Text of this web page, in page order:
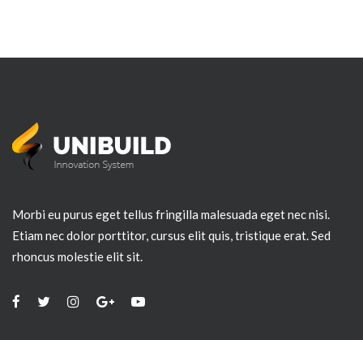
Morbi eu purus eget tellus fringilla malesuada eget nec nisi.
Etiam nec dolor porttitor, cursus elit quis, tristique erat. Sed
rhoncus molestie elit sit.